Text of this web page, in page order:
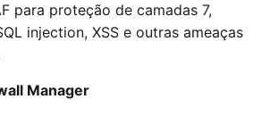
para proteção de camadas 7,
injection, XSS e outras ameaças
Manager